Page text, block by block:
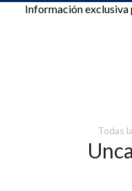
Información exclusiva
Todas